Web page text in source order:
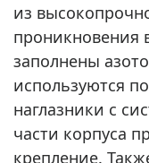
из
проникновения
заполнены
используются
наглазники с
части корпуса
крепление.